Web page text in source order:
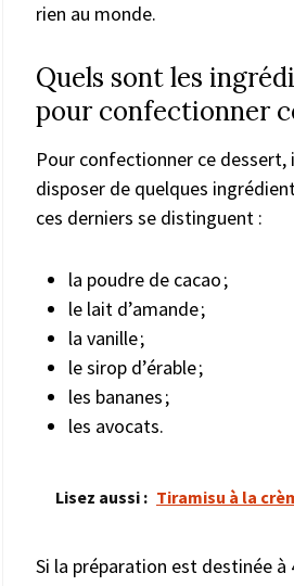
rien au monde.
Quels sont les
pour confectionner
Pour confectionner ce dessert,
disposer de quelques
ces derniers se distinguent :
la poudre de cacao ;
le lait d’amande ;
la vanille ;
le sirop d’érable ;
les bananes ;
les avocats.
Lisez aussi : Tiramisu à la
Si la préparation est destinée à